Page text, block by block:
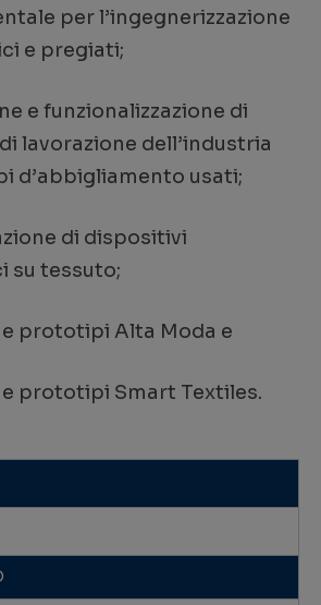
per l’ingegnerizzazione
e pregiati;
e funzionalizzazione di
lavorazione dell’industria
d’abbigliamento usati;
di dispositivi
su tessuto;
prototipi Alta Moda e
prototipi Smart Textiles.